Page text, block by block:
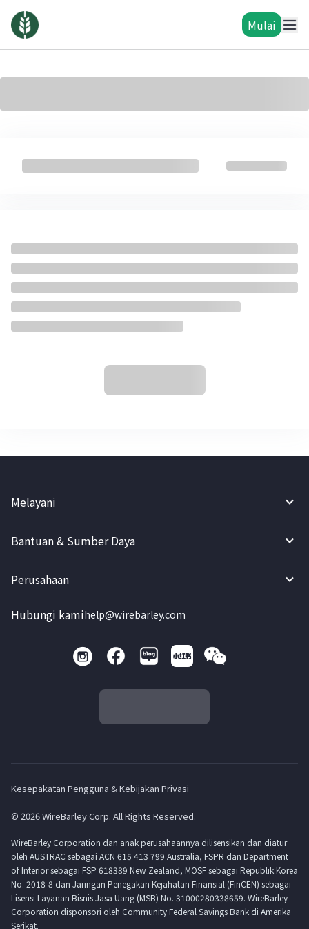
Mulai
Melayani
Bantuan & Sumber Daya
Perusahaan
Hubungi kamihelp@wirebarley.com
Kesepakatan Pengguna & Kebijakan Privasi
© 2026 WireBarley Corp. All Rights Reserved.
WireBarley Corporation dan anak perusahaannya dilisensikan dan diatur
oleh AUSTRAC sebagai ACN 615 413 799 Australia, FSPR dan Department
of Interior sebagai FSP 618389 New Zealand, MOSF sebagai Republik Korea
No. 2018-8 dan Jaringan Penegakan Kejahatan Finansial (FinCEN) sebagai
Lisensi Layanan Bisnis Jasa Uang (MSB) No. 31000280338659. WireBarley
Corporation disponsori oleh Community Federal Savings Bank di Amerika
Serikat.